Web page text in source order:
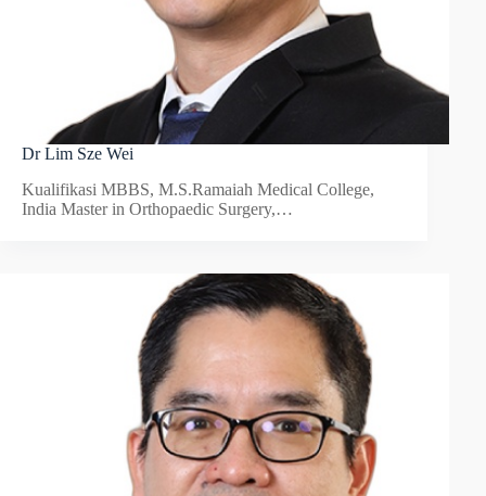
Dr Lim Sze Wei
Kualifikasi MBBS, M.S.Ramaiah Medical College,
India Master in Orthopaedic Surgery,…